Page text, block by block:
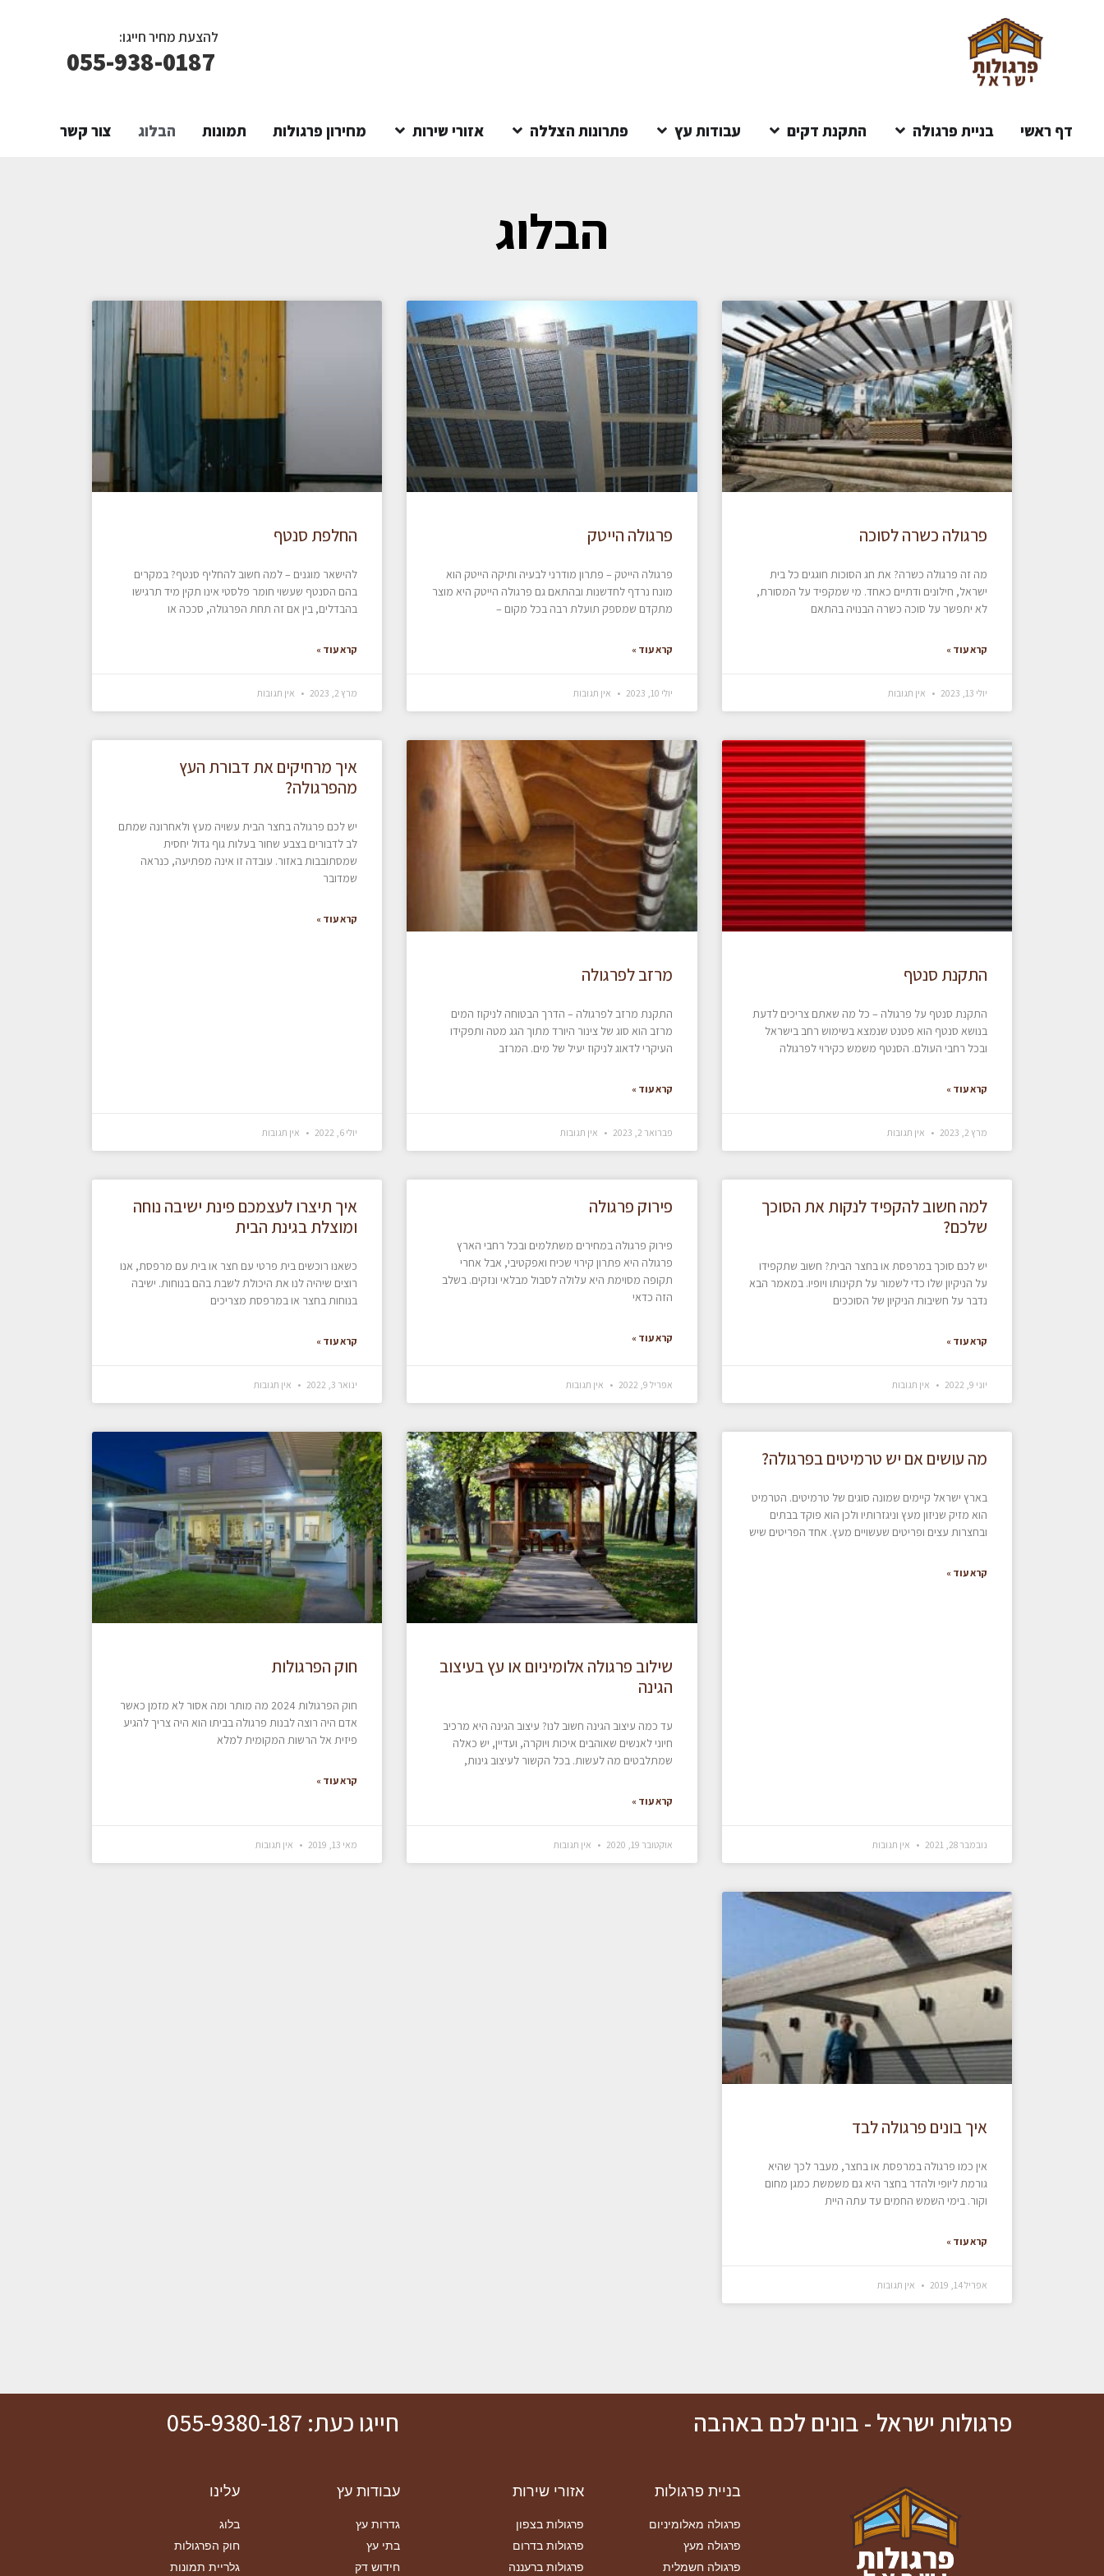
להצעת מחיר חייגו:
055-938-0187
דף ראשי בניית פרגולה התקנת דקים עבודות עץ פתרונות הצללה אזורי שירות מחירון פרגולות תמונות הבלוג צור קשר
הבלוג
פרגולה כשרה לסוכה
מה זה פרגולה כשרה? את חג הסוכות חוגגים כל בית
ישראל, חילונים ודתיים כאחד. מי שמקפיד על המסורת,
לא יתפשר על סוכה כשרה הבנויה בהתאם
קרא עוד »
יולי 13, 2023 אין תגובות
פרגולה הייטק
פרגולה הייטק – פתרון מודרני לבעיה ותיקה הייטק הוא
מונח נרדף לחדשנות ובהתאם גם פרגולה הייטק היא מוצר
מתקדם שמספק תועלת רבה בכל מקום –
קרא עוד »
יולי 10, 2023 אין תגובות
החלפת סנטף
להישאר מוגנים – למה חשוב להחליף סנטף? במקרים
בהם הסנטף שעשוי חומר פלסטי אינו תקין מיד תרגישו
בהבדלים, בין אם זה תחת הפרגולה, סככה או
קרא עוד »
מרץ 2, 2023 אין תגובות
התקנת סנטף
התקנת סנטף על פרגולה – כל מה שאתם צריכים לדעת
בנושא סנטף הוא פטנט שנמצא בשימוש רחב בישראל
ובכל רחבי העולם. הסנטף משמש כקירוי לפרגולה
קרא עוד »
מרץ 2, 2023 אין תגובות
מרזב לפרגולה
התקנת מרזב לפרגולה – הדרך הבטוחה לניקוז המים
מרזב הוא סוג של צינור היורד מתוך הגג מטה ותפקידו
העיקרי לדאוג לניקוז יעיל של מים. המרזב
קרא עוד »
פברואר 2, 2023 אין תגובות
איך מרחיקים את דבורת העץ
מהפרגולה?
יש לכם פרגולה בחצר הבית עשויה מעץ ולאחרונה שמתם
לב לדבורים בצבע שחור בעלות גוף גדול יחסית
שמסתובבות באזור. עובדה זו אינה מפתיעה, כנראה
שמדובר
קרא עוד »
יולי 6, 2022 אין תגובות
למה חשוב להקפיד לנקות את הסוכך
שלכם?
יש לכם סוכך במרפסת או בחצר הבית? חשוב שתקפידו
על הניקיון שלו כדי לשמור על תקינותו ויופיו. במאמר הבא
נדבר על חשיבות הניקיון של הסוככים
קרא עוד »
יוני 9, 2022 אין תגובות
פירוק פרגולה
פירוק פרגולה במחירים משתלמים ובכל רחבי הארץ
פרגולה היא פתרון קירוי שכיח ואפקטיבי, אבל אחרי
תקופה מסוימת היא עלולה לסבול מבלאי ונזקים. בשלב
הזה כדאי
קרא עוד »
אפריל 9, 2022 אין תגובות
איך תיצרו לעצמכם פינת ישיבה נוחה
ומוצלת בגינת הבית
כשאנו רוכשים בית פרטי עם חצר או בית עם מרפסת, אנו
רוצים שיהיה לנו את היכולת לשבת בהם בנוחות. ישיבה
בנוחות בחצר או במרפסת מצריכים
קרא עוד »
ינואר 3, 2022 אין תגובות
מה עושים אם יש טרמיטים בפרגולה?
בארץ ישראל קיימים שמונה סוגים של טרמיטים. הטרמיט
הוא מזיק שניזון מעץ וניגזרותיו ולכן הוא פוקד בבתים
ובחצרות עצים ופריטים שעשויים מעץ. אחד הפריטים שיש
קרא עוד »
נובמבר 28, 2021 אין תגובות
שילוב פרגולה אלומיניום או עץ בעיצוב
הגינה
עד כמה עיצוב הגינה חשוב לנו? עיצוב הגינה היא מרכיב
חיוני לאנשים שאוהבים איכות ויוקרה, ועדיין, יש כאלה
שמתלבטים מה לעשות. בכל הקשור לעיצוב גינות,
קרא עוד »
אוקטובר 19, 2020 אין תגובות
חוק הפרגולות
חוק הפרגולות 2024 מה מותר ומה אסור לא מזמן כאשר
אדם היה רוצה לבנות פרגולה בביתו הוא היה צריך להגיע
פיזית אל הרשות המקומית למלא
קרא עוד »
מאי 13, 2019 אין תגובות
איך בונים פרגולה לבד
אין כמו פרגולה במרפסת או בחצר, מעבר לכך שהיא
גורמת ליופי ולהדר בחצר היא גם משמשת כמגן מחום
וקור. בימי השמש החמים עד עתה היית
קרא עוד »
אפריל 14, 2019 אין תגובות
פרגולות ישראל - בונים לכם באהבה חייגו כעת: 055-9380-187
בניית פרגולות
פרגולה מאלומיניום
פרגולה מעץ
פרגולה חשמלית
אזורי שירות
פרגולות בצפון
פרגולות בדרום
פרגולות ברעננה
עבודות עץ
גדרות עץ
בתי עץ
חידוש דק
עלינו
בלוג
חוק הפרגולות
גלריית תמונות